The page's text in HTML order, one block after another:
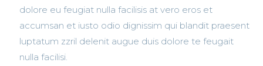
dolore eu feugiat nulla facilisis at vero eros et
accumsan et iusto odio dignissim qui blandit praesent
luptatum zzril delenit augue duis dolore te feugait
nulla facilisi.